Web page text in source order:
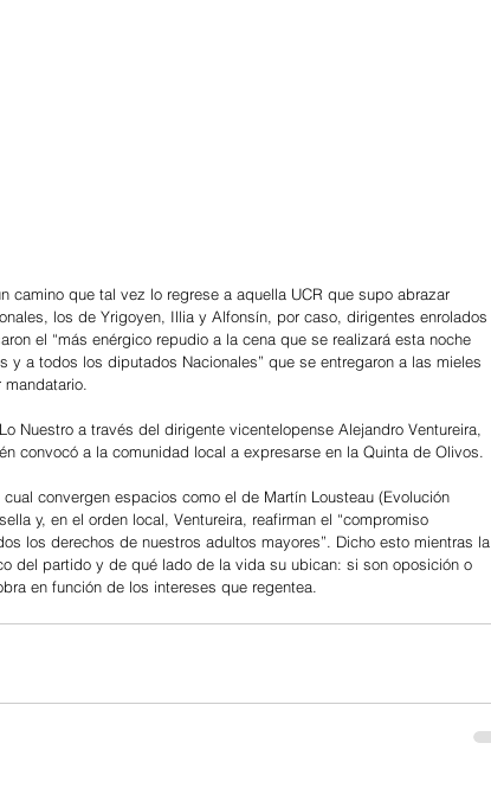
camino que tal vez lo regrese a aquella UCR que supo abrazar
los de Yrigoyen, Illia y Alfonsín, por caso, dirigentes enrolados
el “más enérgico repudio a la cena que se realizará esta noche
y a todos los diputados Nacionales” que se entregaron a las mieles
Nuestro a través del dirigente vicentelopense Alejandro Ventureira,
convocó a la comunidad local a expresarse en la Quinta de Olivos.
convergen espacios como el de Martín Lousteau (Evolución
y, en el orden local, Ventureira, reafirman el “compromiso
los derechos de nuestros adultos mayores”. Dicho esto mientras la
del partido y de qué lado de la vida su ubican: si son oposición o
en función de los intereses que regentea.